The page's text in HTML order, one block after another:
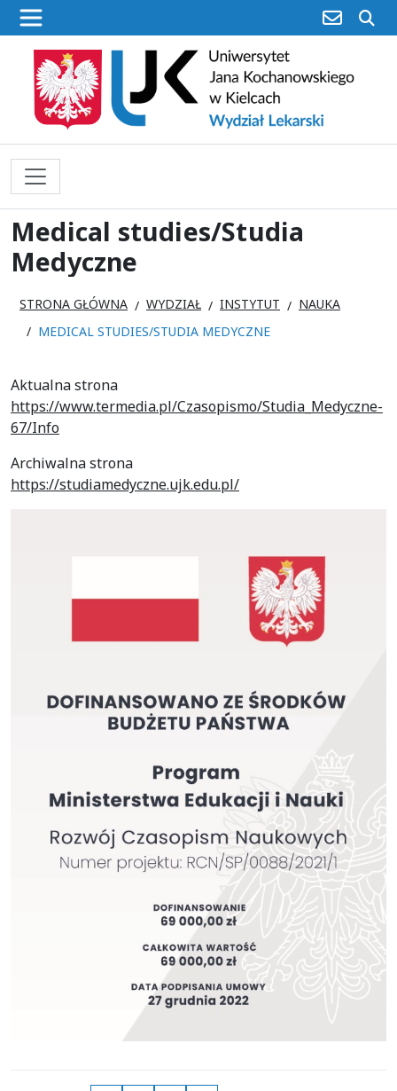
poczta
Medical studies/Studia
Medyczne
STRONA GŁÓWNA WYDZIAŁ INSTYTUT
NAUKA
MEDICAL STUDIES/STUDIA MEDYCZNE
Aktualna strona
https://www.termedia.pl/Czasopismo/Studia_Medyczne-
67/Info
Archiwalna strona
https://studiamedyczne.ujk.edu.pl/